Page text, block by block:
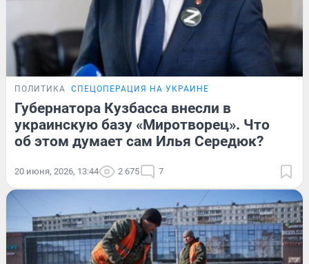
ПОЛИТИКА СПЕЦОПЕРАЦИЯ НА УКРАИНЕ
Губернатора Кузбасса внесли в
украинскую базу «Миротворец». Что
об этом думает сам Илья Середюк?
20 июня, 2026, 13:44 2 675 7